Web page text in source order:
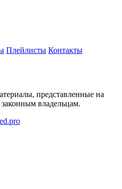
Плейлисты Контакты
представленные на
владельцам.